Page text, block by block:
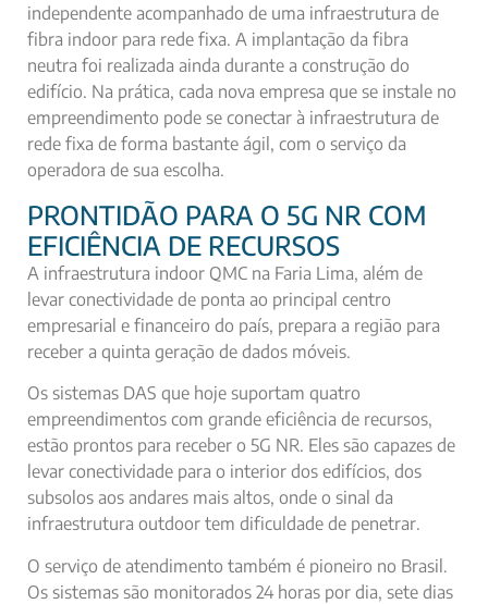
independente acompanhado de uma infraestrutura de
fibra indoor para rede fixa. A implantação da fibra
neutra foi realizada ainda durante a construção do
edifício. Na prática, cada nova empresa que se instale no
empreendimento pode se conectar à infraestrutura de
rede fixa de forma bastante ágil, com o serviço da
operadora de sua escolha.
PRONTIDÃO PARA O 5G NR COM
EFICIÊNCIA DE RECURSOS
A infraestrutura indoor QMC na Faria Lima, além de
levar conectividade de ponta ao principal centro
empresarial e financeiro do país, prepara a região para
receber a quinta geração de dados móveis.
Os sistemas DAS que hoje suportam quatro
empreendimentos com grande eficiência de recursos,
estão prontos para receber o 5G NR. Eles são capazes de
levar conectividade para o interior dos edifícios, dos
subsolos aos andares mais altos, onde o sinal da
infraestrutura outdoor tem dificuldade de penetrar.
O serviço de atendimento também é pioneiro no Brasil.
Os sistemas são monitorados 24 horas por dia, sete dias